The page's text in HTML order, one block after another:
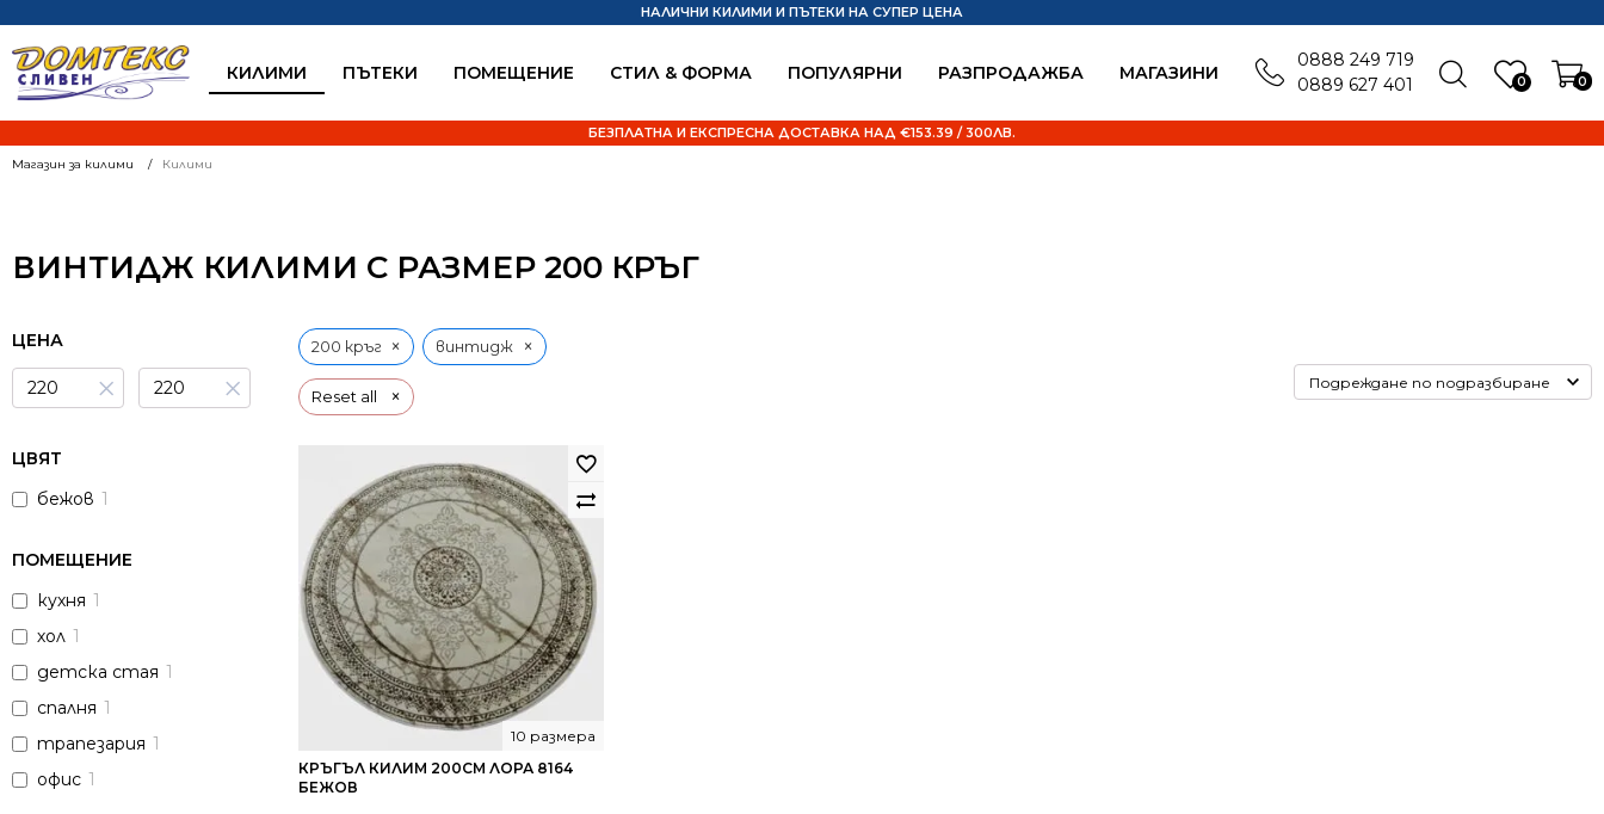
КИЛИМИ ПЪТЕКИ ПОМЕЩЕНИЕ СТИЛ & ФОРМА ПОПУЛЯРНИ РАЗПРОДАЖБА MАГАЗИНИ 0 0
НАЛИЧНИ КИЛИМИ И ПЪТЕКИ НА СУПЕР ЦЕНА
БЕЗПЛАТНА И ЕКСПРЕСНА ДОСТАВКА НАД €153.39 / 300ЛВ.
0888 249 719
0889 627 401
Магазин за килими Килими
ВИНТИДЖ КИЛИМИ С РАЗМЕР 200 КРЪГ
ЦЕНА
× ×
ЦВЯТ
бежов 1
ПОМЕЩЕНИЕ
кухня 1
хол 1
детска стая 1
спалня 1
трапезария 1
офис 1
Reset all ×
200 кръг × винтидж ×
КРЪГЪЛ КИЛИМ 200СМ ЛОРА 8164
БЕЖОВ
10 размера